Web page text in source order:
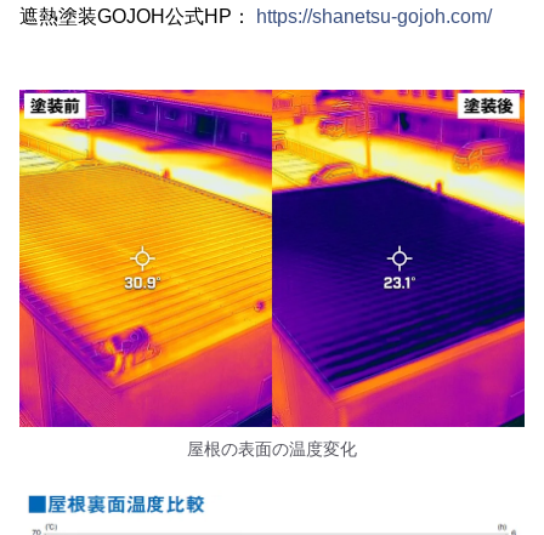
遮熱塗装GOJOH公式HP： https://shanetsu-gojoh.com/
屋根の表面の温度変化